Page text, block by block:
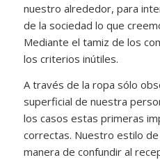
nuestro alrededor, para
de la sociedad lo que
Mediante el tamiz de los
los criterios inútiles.
A través de la ropa sólo
superficial de nuestra
los casos estas primeras
correctas. Nuestro estilo
manera de confundir al